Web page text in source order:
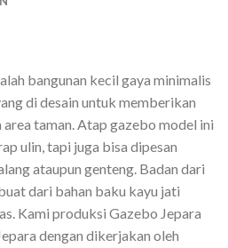
bangunan kecil gaya minimalis
di desain untuk memberikan
area taman. Atap gazebo model ini
ulin, tapi juga bisa dipesan
ataupun genteng. Badan dari
dari bahan baku kayu jati
Kami produksi Gazebo Jepara
dengan dikerjakan oleh